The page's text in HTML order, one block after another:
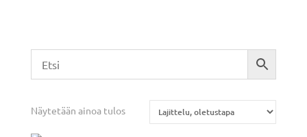
Näytetään ainoa tulos